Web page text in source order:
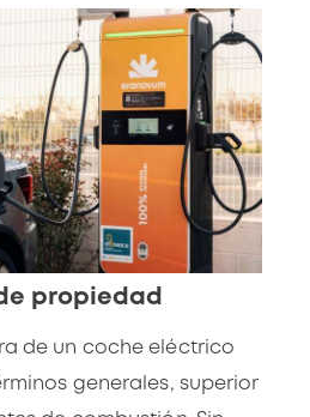
propiedad
de un coche eléctrico
generales, superior